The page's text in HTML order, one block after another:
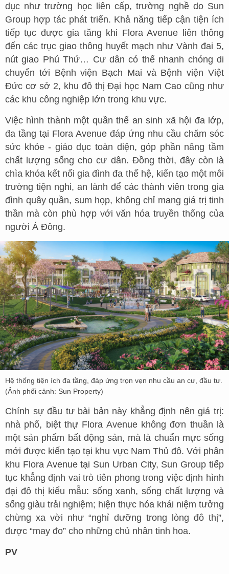
dục như trường học liên cấp, trường nghề do Sun
Group hợp tác phát triển. Khả năng tiếp cận tiện ích
tiếp tục được gia tăng khi Flora Avenue liên thông
đến các trục giao thông huyết mạch như Vành đai 5,
nút giao Phú Thứ… Cư dân có thể nhanh chóng di
chuyển tới Bệnh viện Bạch Mai và Bệnh viện Việt
Đức cơ sở 2, khu đô thị Đại học Nam Cao cũng như
các khu công nghiệp lớn trong khu vực.
Việc hình thành một quần thể an sinh xã hội đa lớp,
đa tầng tại Flora Avenue đáp ứng nhu cầu chăm sóc
sức khỏe - giáo dục toàn diện, góp phần nâng tầm
chất lượng sống cho cư dân. Đồng thời, đây còn là
chìa khóa kết nối gia đình đa thế hệ, kiến tạo một môi
trường tiện nghi, an lành để các thành viên trong gia
đình quây quần, sum họp, không chỉ mang giá trị tinh
thần mà còn phù hợp với văn hóa truyền thống của
người Á Đông.
Hệ thống tiện ích đa tầng, đáp ứng trọn vẹn nhu cầu an cư, đầu tư.
(Ảnh phối cảnh: Sun Property)
Chính sự đầu tư bài bản này khẳng định nên giá trị:
nhà phố, biệt thự Flora Avenue không đơn thuần là
một sản phẩm bất động sản, mà là chuẩn mực sống
mới được kiến tạo tại khu vực Nam Thủ đô. Với phân
khu Flora Avenue tại Sun Urban City, Sun Group tiếp
tục khẳng định vai trò tiên phong trong việc định hình
đại đô thị kiểu mẫu: sống xanh, sống chất lượng và
sống giàu trải nghiệm; hiện thực hóa khái niệm tưởng
chừng xa vời như “nghỉ dưỡng trong lòng đô thị”,
được “may đo” cho những chủ nhân tinh hoa.
PV